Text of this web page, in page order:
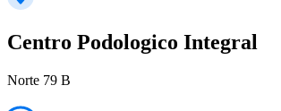
Centro Podologico Integral
Norte 79 B